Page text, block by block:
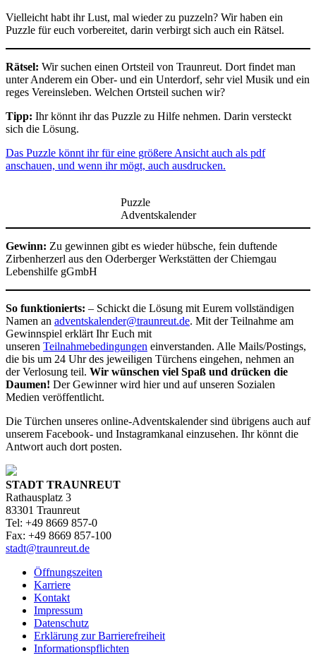
Vielleicht habt ihr Lust, mal wieder zu puzzeln? Wir haben ein
Puzzle für euch vorbereitet, darin verbirgt sich auch ein Rätsel.
Rätsel: Wir suchen einen Ortsteil von Traunreut. Dort findet man
unter Anderem ein Ober- und ein Unterdorf, sehr viel Musik und ein
reges Vereinsleben. Welchen Ortsteil suchen wir?
Tipp: Ihr könnt ihr das Puzzle zu Hilfe nehmen. Darin versteckt
sich die Lösung.
Das Puzzle könnt ihr für eine größere Ansicht auch als pdf
anschauen, und wenn ihr mögt, auch ausdrucken.
Puzzle
Adventskalender
Gewinn: Zu gewinnen gibt es wieder hübsche, fein duftende
Zirbenherzerl aus den Oderberger Werkstätten der Chiemgau
Lebenshilfe gGmbH
So funktionierts: – Schickt die Lösung mit Eurem vollständigen
Namen an adventskalender@traunreut.de. Mit der Teilnahme am
Gewinnspiel erklärt Ihr Euch mit
unseren Teilnahmebedingungen einverstanden. Alle Mails/Postings,
die bis um 24 Uhr des jeweiligen Türchens eingehen, nehmen an
der Verlosung teil. Wir wünschen viel Spaß und drücken die
Daumen! Der Gewinner wird hier und auf unseren Sozialen
Medien veröffentlicht.
Die Türchen unseres online-Adventskalender sind übrigens auch auf
unserem Facebook- und Instagramkanal einzusehen. Ihr könnt die
Antwort auch dort posten.
STADT TRAUNREUT
Rathausplatz 3
83301 Traunreut
Tel: +49 8669 857-0
Fax: +49 8669 857-100
stadt@traunreut.de
Öffnungszeiten
Karriere
Kontakt
Impressum
Datenschutz
Erklärung zur Barrierefreiheit
Informationspflichten